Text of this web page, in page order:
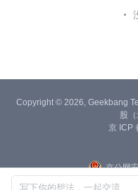
写下你的想法，一起交流
Copyright © 2026, Geekbang
股
京 ICP
京公网